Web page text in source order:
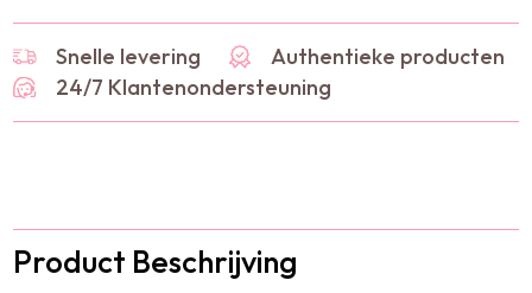
Snelle levering
Authentieke producten
24/7 Klantenondersteuning
Product Beschrijving